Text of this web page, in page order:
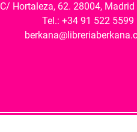
C/ Hortaleza, 62. 28004, Madrid
Tel.: +34 91 522 5599